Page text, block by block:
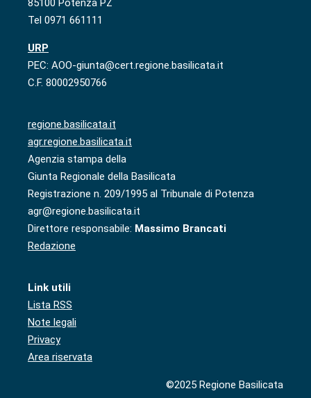
85100 Potenza PZ
Tel 0971 661111
URP
PEC: AOO-giunta@cert.regione.basilicata.it
C.F. 80002950766
regione.basilicata.it
agr.regione.basilicata.it
Agenzia stampa della
Giunta Regionale della Basilicata
Registrazione n. 209/1995 al Tribunale di Potenza
agr@regione.basilicata.it
Direttore responsabile: Massimo Brancati
Redazione
Link utili
Lista RSS
Note legali
Privacy
Area riservata
©2025 Regione Basilicata